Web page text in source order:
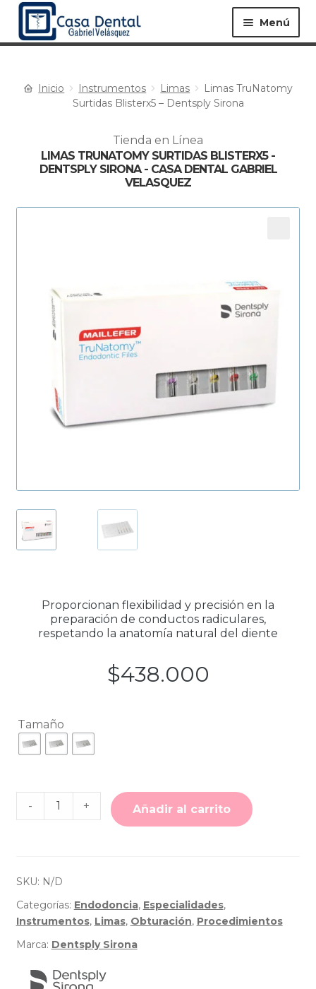
Menú
Equipos ▸ Materiales ▸
Especialidades ▸ Instrumentos ▸
Procedimientos ▸ Bioseguridad ▸
Productos Más Vendidos ▸
Productos Destacados ▸
Ofertas y Promociones ▸
Nuevos Lanzamientos ▸
Inicio Instrumentos Limas
Limas TruNatomy
Surtidas Blisterx5 – Dentsply Sirona
Tienda en Línea
LIMAS TRUNATOMY SURTIDAS BLISTERX5 -
DENTSPLY SIRONA - CASA DENTAL GABRIEL
VELASQUEZ
Proporcionan flexibilidad y precisión en la
preparación de conductos radiculares,
respetando la anatomía natural del diente
$438.000
Tamaño
Cantidad
de
Limas
Dentsply
Sirona
- + Añadir al carrito
SKU: N/D
Categorías: Endodoncia, Especialidades,
Instrumentos, Limas, Obturación, Procedimientos
Marca: Dentsply Sirona